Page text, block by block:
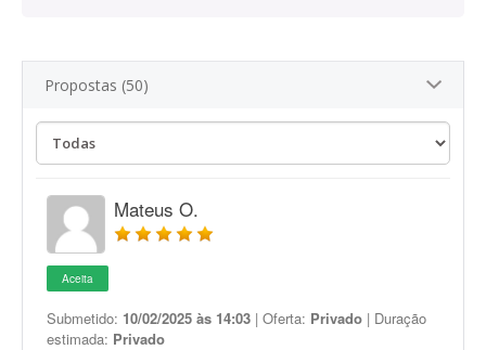
Propostas (50)
Mateus O.
Aceita
Submetido: 10/02/2025 às 14:03 | Oferta: Privado | Duração
estimada: Privado